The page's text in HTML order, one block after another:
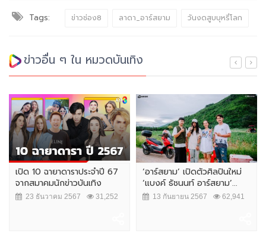
Tags: ข่าวช่อง8 ลาดา_อาร์สยาม วันงดสูบบุหรี่โลก
ข่าวอื่น ๆ ใน หมวดบันเทิง
เปิด 10 ฉายาดาราประจำปี 67
จากสมาคมนักข่าวบันเทิง
23 ธันวาคม 2567 31,252
‘อาร์สยาม’ เปิดตัวศิลปินใหม่
‘แบงค์ ธัชนนท์ อาร์สยาม’...
13 กันยายน 2567 62,941